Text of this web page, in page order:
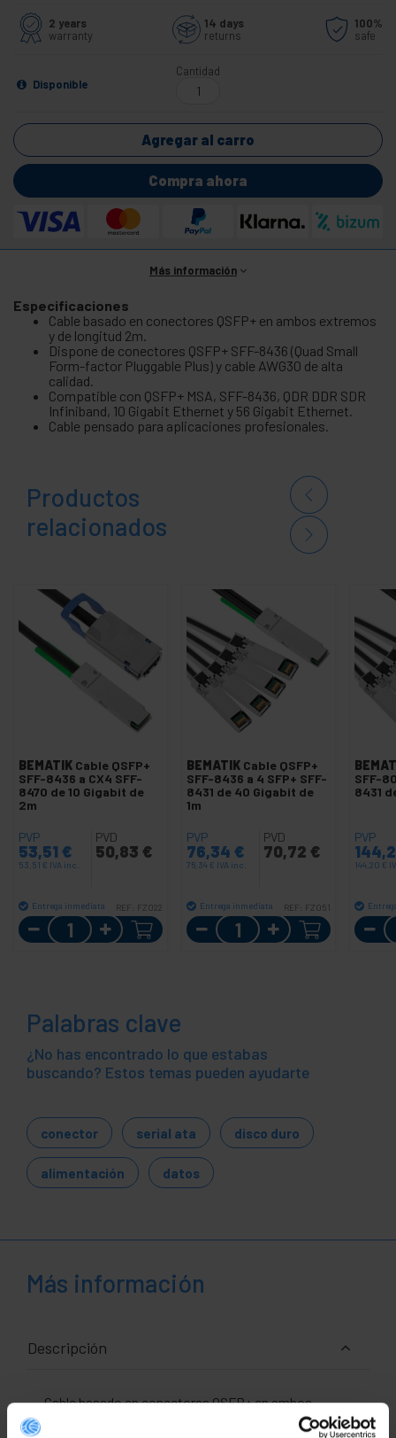
2 years
warranty
14 days
returns
100%
safe
Disponible
Cantidad
Agregar al carro
Compra ahora
Más información
Especificaciones
Cable basado en conectores QSFP+ en ambos extremos
y de longitud 2m.
Dispone de conectores QSFP+ SFF-8436 (Quad Small
Form-factor Pluggable Plus) y cable AWG30 de alta
calidad.
Compatible con QSFP+ MSA, SFF-8436, QDR DDR SDR
Infiniband, 10 Gigabit Ethernet y 56 Gigabit Ethernet.
Cable pensado para aplicaciones profesionales.
Productos
relacionados
BEMATIK Cable QSFP+
SFF-8436 a CX4 SFF-
8470 de 10 Gigabit de
2m
PVP
53,51 €
53,51 € IVA inc.
PVD
50,83 €
Entrega inmediata REF: FZ022
Cantidad
BEMATIK Cable QSFP+
SFF-8436 a 4 SFP+ SFF-
8431 de 40 Gigabit de
1m
PVP
76,34 €
76,34 € IVA inc.
PVD
70,72 €
Entrega inmediata REF: FZ051
Cantidad
SFF-
8431
PVP
144,20 €
Palabras clave
¿No has encontrado lo que estabas
buscando? Estos temas pueden ayudarte
conector serial ata disco duro
alimentación datos
Más información
Descripción
Cable basado en conectores QSFP+ en ambos
extremos y de longitud 2m. Dispone de conectores
QSFP+ SFF-8436 (Quad Small Form-factor Pluggable